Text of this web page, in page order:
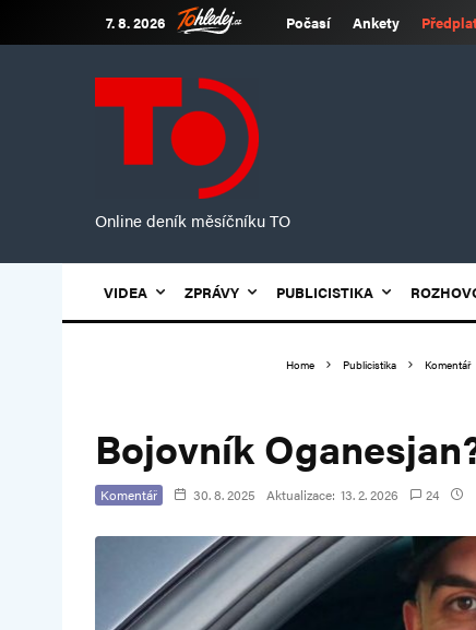
7. 8. 2026 Počasí Ankety
Online deník měsíčníku TO
VIDEA ZPRÁVY PUBLICISTIKA
Home Publicistika Komentář
Bojovník
Komentář 30. 8. 2025 Aktualizace: 13. 2. 2026 24